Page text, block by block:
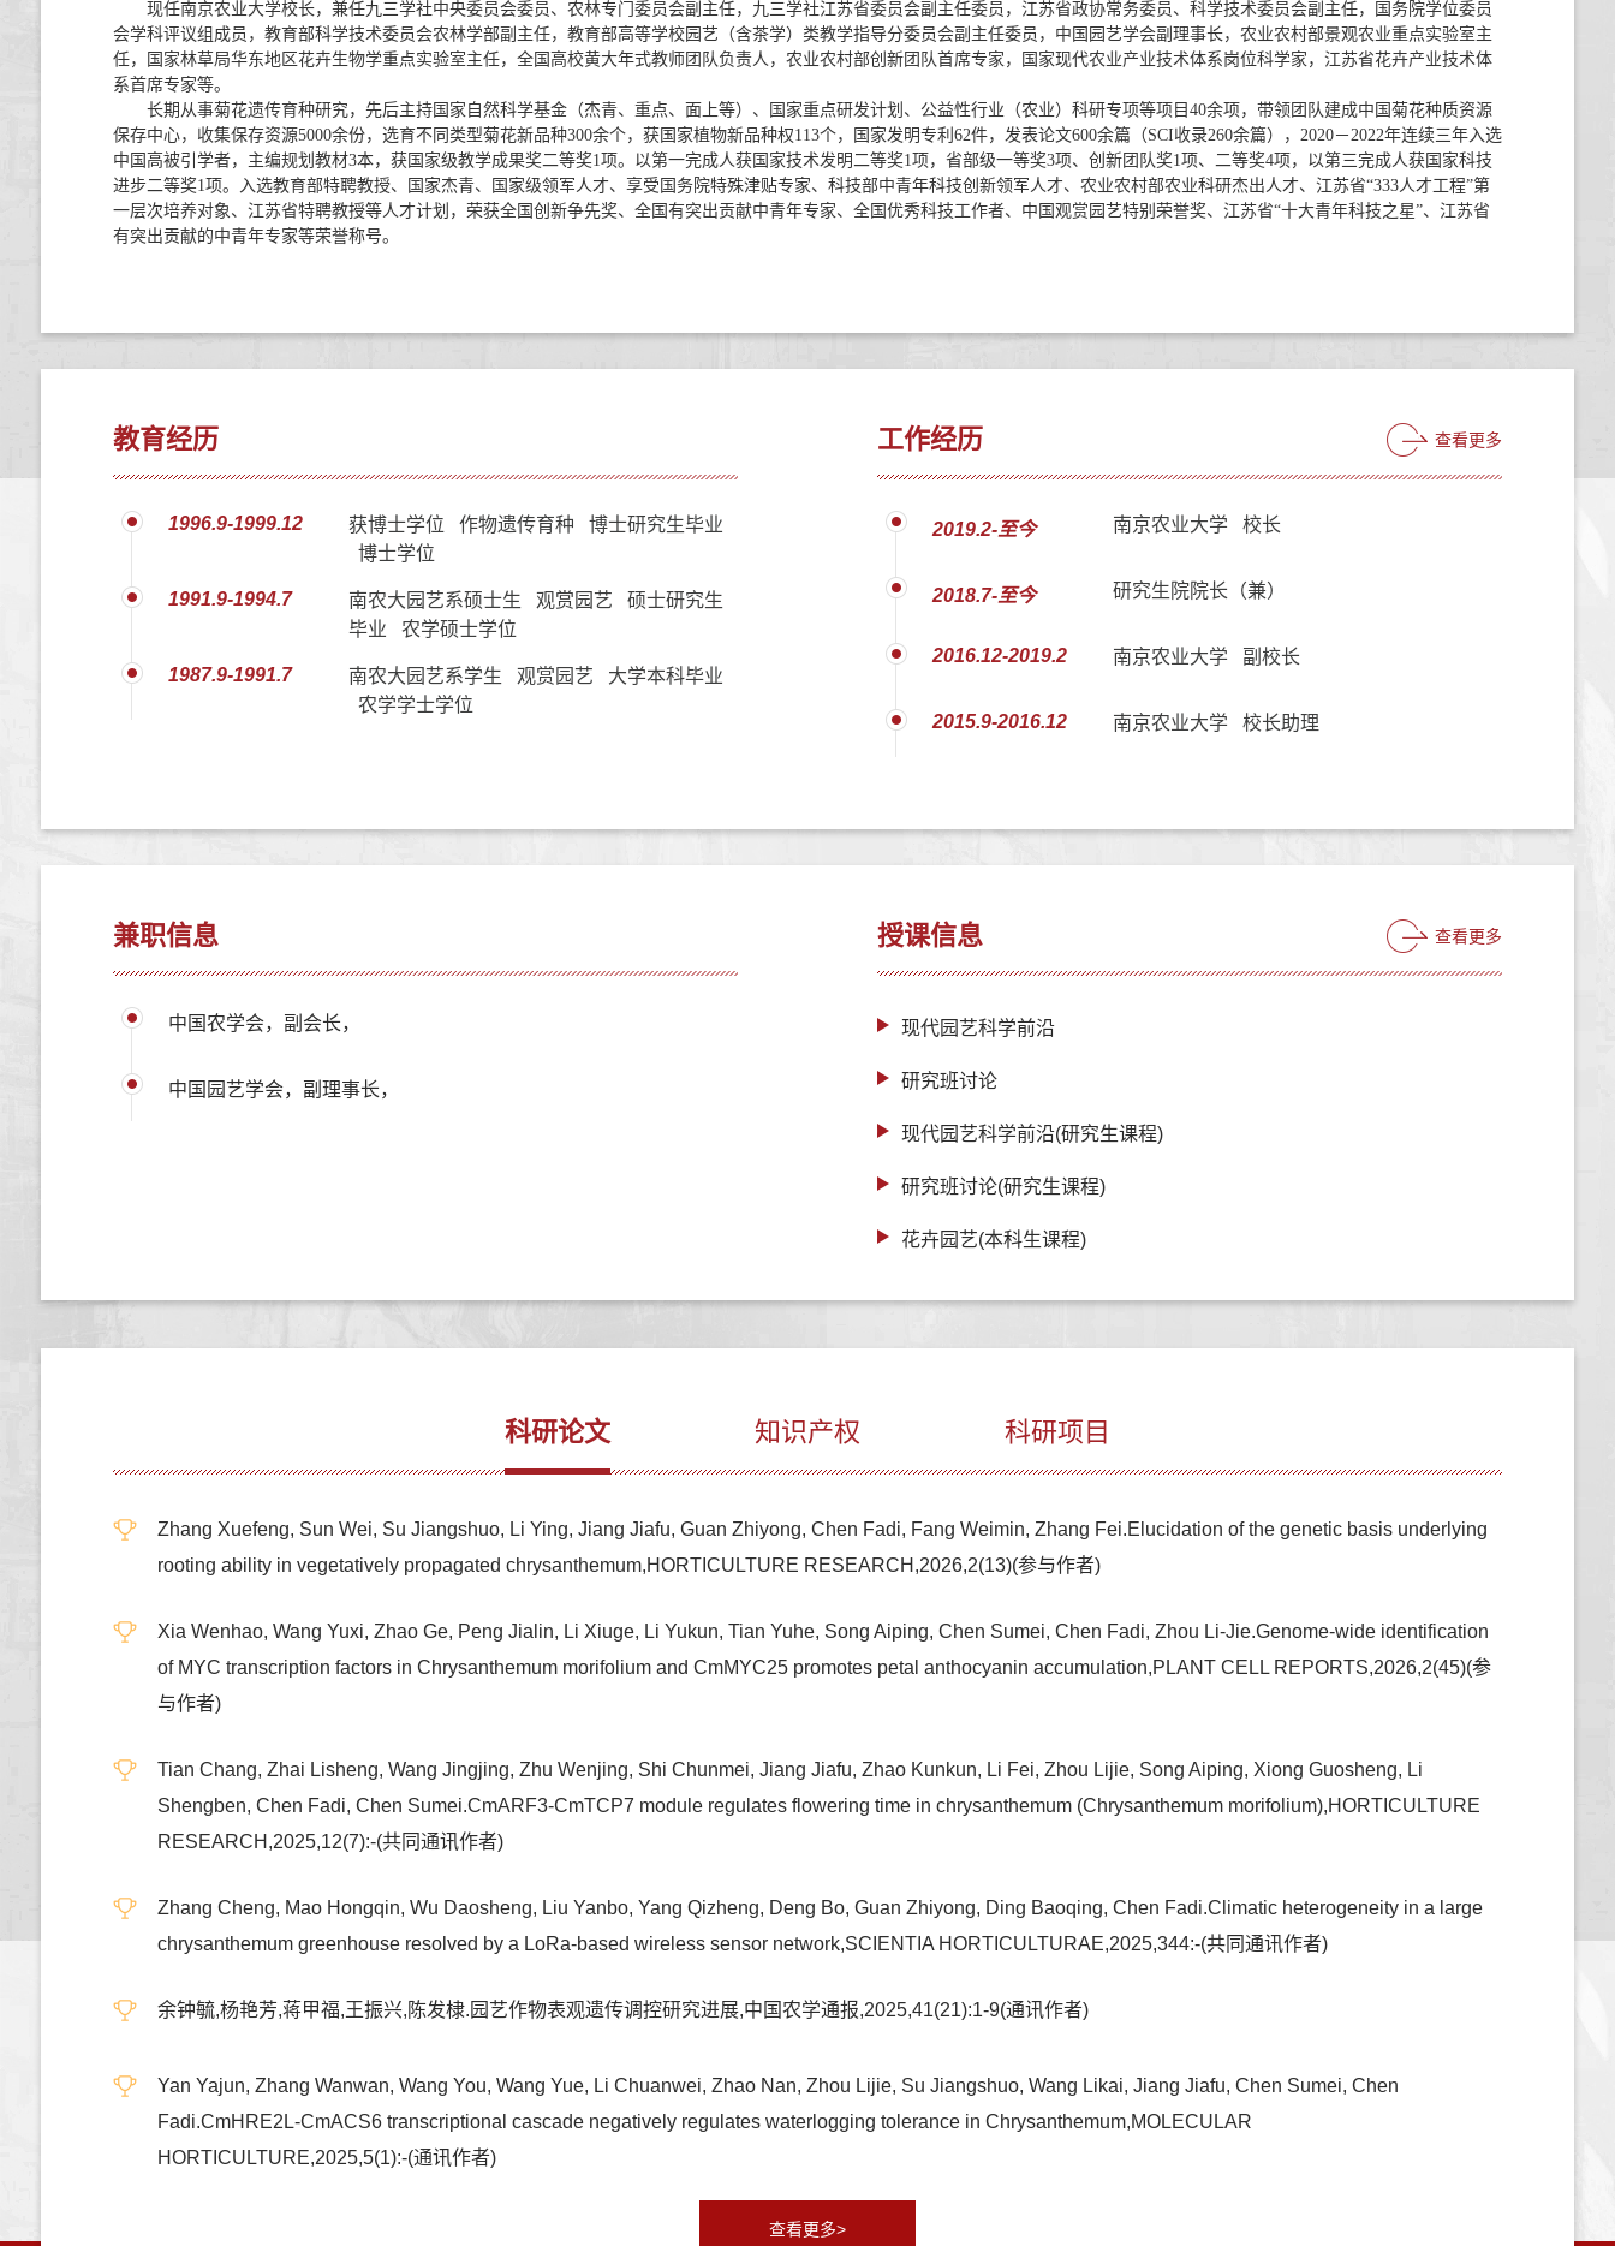
现任南京农业大学校长，兼任九三学社中央委员会委员、农林专门委员会副主任，九三学社江苏省委员会副主任委员，江苏省政协常务委员、科学技术委员会副主任，国务院学位委员
会学科评议组成员，教育部科学技术委员会农林学部副主任，教育部高等学校园艺（含茶学）类教学指导分委员会副主任委员，中国园艺学会副理事长，农业农村部景观农业重点实验室主
任，国家林草局华东地区花卉生物学重点实验室主任，全国高校黄大年式教师团队负责人，农业农村部创新团队首席专家，国家现代农业产业技术体系岗位科学家，江苏省花卉产业技术体
系首席专家等。
长期从事菊花遗传育种研究，先后主持国家自然科学基金（杰青、重点、面上等）、国家重点研发计划、公益性行业（农业）科研专项等项目40余项，带领团队建成中国菊花种质资源
保存中心，收集保存资源5000余份，选育不同类型菊花新品种300余个，获国家植物新品种权113个，国家发明专利62件，发表论文600余篇（SCI收录260余篇），2020－2022年连续三年入选
中国高被引学者，主编规划教材3本，获国家级教学成果奖二等奖1项。以第一完成人获国家技术发明二等奖1项，省部级一等奖3项、创新团队奖1项、二等奖4项，以第三完成人获国家科技
进步二等奖1项。入选教育部特聘教授、国家杰青、国家级领军人才、享受国务院特殊津贴专家、科技部中青年科技创新领军人才、农业农村部农业科研杰出人才、江苏省“333人才工程”第
一层次培养对象、江苏省特聘教授等人才计划，荣获全国创新争先奖、全国有突出贡献中青年专家、全国优秀科技工作者、中国观赏园艺特别荣誉奖、江苏省“十大青年科技之星”、江苏省
有突出贡献的中青年专家等荣誉称号。
教育经历
1996.9-1999.12
获博士学位 作物遗传育种 博士研究生毕业
博士学位
1991.9-1994.7
南农大园艺系硕士生 观赏园艺 硕士研究生
毕业 农学硕士学位
1987.9-1991.7
南农大园艺系学生 观赏园艺 大学本科毕业
农学学士学位
工作经历 查看更多
2019.2-至今 南京农业大学 校长
2018.7-至今 研究生院院长（兼）
2016.12-2019.2 南京农业大学 副校长
2015.9-2016.12 南京农业大学 校长助理
兼职信息
中国农学会，副会长，
中国园艺学会，副理事长，
授课信息 查看更多
现代园艺科学前沿
研究班讨论
现代园艺科学前沿(研究生课程)
研究班讨论(研究生课程)
花卉园艺(本科生课程)
科研论文 知识产权 科研项目
Zhang Xuefeng, Sun Wei, Su Jiangshuo, Li Ying, Jiang Jiafu, Guan Zhiyong, Chen Fadi, Fang Weimin, Zhang Fei.Elucidation of the genetic basis underlying
rooting ability in vegetatively propagated chrysanthemum,HORTICULTURE RESEARCH,2026,2(13)(参与作者)
Xia Wenhao, Wang Yuxi, Zhao Ge, Peng Jialin, Li Xiuge, Li Yukun, Tian Yuhe, Song Aiping, Chen Sumei, Chen Fadi, Zhou Li-Jie.Genome-wide identification
of MYC transcription factors in Chrysanthemum morifolium and CmMYC25 promotes petal anthocyanin accumulation,PLANT CELL REPORTS,2026,2(45)(参
与作者)
Tian Chang, Zhai Lisheng, Wang Jingjing, Zhu Wenjing, Shi Chunmei, Jiang Jiafu, Zhao Kunkun, Li Fei, Zhou Lijie, Song Aiping, Xiong Guosheng, Li
Shengben, Chen Fadi, Chen Sumei.CmARF3-CmTCP7 module regulates flowering time in chrysanthemum (Chrysanthemum morifolium),HORTICULTURE
RESEARCH,2025,12(7):-(共同通讯作者)
Zhang Cheng, Mao Hongqin, Wu Daosheng, Liu Yanbo, Yang Qizheng, Deng Bo, Guan Zhiyong, Ding Baoqing, Chen Fadi.Climatic heterogeneity in a large
chrysanthemum greenhouse resolved by a LoRa-based wireless sensor network,SCIENTIA HORTICULTURAE,2025,344:-(共同通讯作者)
余钟毓,杨艳芳,蒋甲福,王振兴,陈发棣.园艺作物表观遗传调控研究进展,中国农学通报,2025,41(21):1-9(通讯作者)
Yan Yajun, Zhang Wanwan, Wang You, Wang Yue, Li Chuanwei, Zhao Nan, Zhou Lijie, Su Jiangshuo, Wang Likai, Jiang Jiafu, Chen Sumei, Chen
Fadi.CmHRE2L-CmACS6 transcriptional cascade negatively regulates waterlogging tolerance in Chrysanthemum,MOLECULAR
HORTICULTURE,2025,5(1):-(通讯作者)
查看更多>